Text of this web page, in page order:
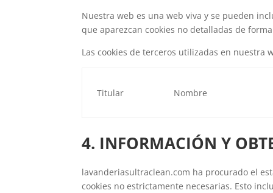
Nuestra web es una web viva y se pueden
que aparezcan cookies no detalladas de
Las cookies de terceros utilizadas en
Titular Nombre
4. INFORMACIÓN Y
lavanderiasultraclean.com ha procurado el
cookies no estrictamente necesarias. Esto